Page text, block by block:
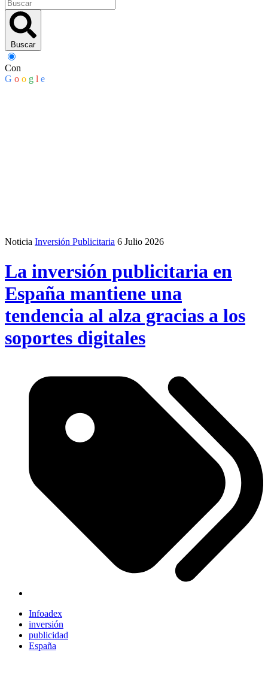
Buscar
Con
G o o g l e
Noticia Inversión Publicitaria 6 Julio 2026
La inversión publicitaria en
España mantiene una
tendencia al alza gracias a los
soportes digitales
Infoadex
inversión
publicidad
España